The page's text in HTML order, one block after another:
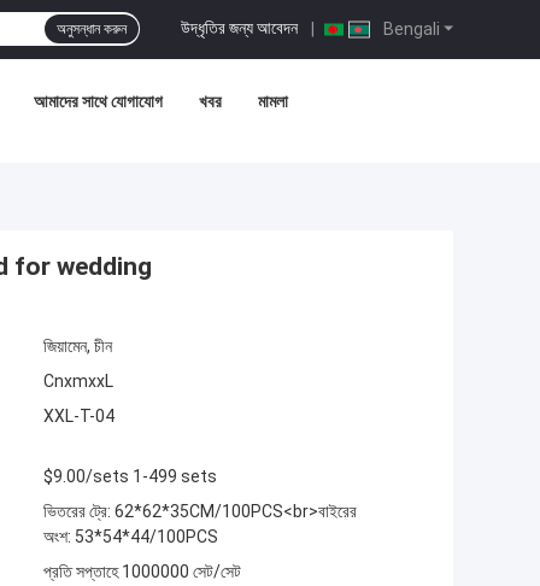
Bengali
উদ্ধৃতির জন্য আবেদন |
অনুসন্ধান করুন
আমাদের সাথে যোগাযোগ খবর মামলা
for wedding
জিয়ামেন, চীন
CnxmxxL
XXL-T-04
$9.00/sets 1-499 sets
ভিতরের ট্রে: 62*62*35CM/100PCS<br>বাইরের
অংশ: 53*54*44/100PCS
প্রতি সপ্তাহে 1000000 সেট/সেট